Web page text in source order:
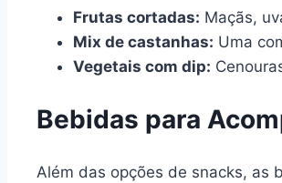
Frutas cortadas: Maçãs,
Mix de castanhas: Uma
Vegetais com dip:
Bebidas para
Além das opções de snacks, as